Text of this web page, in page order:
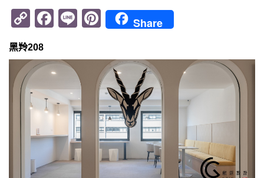
CopyFacebook
LinePinterest
Share
黑羚208